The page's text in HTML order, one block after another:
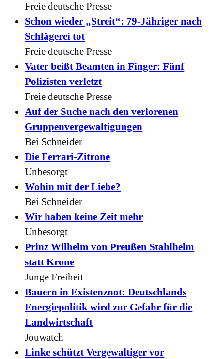
Freie deutsche Presse
Schon wieder „Streit“: 79-Jähriger nach
Schlägerei tot
Freie deutsche Presse
Vater beißt Beamten in Finger: Fünf
Polizisten verletzt
Freie deutsche Presse
Auf der Suche nach den verlorenen
Gruppenvergewaltigungen
Bei Schneider
Die Ferrari-Zitrone
Unbesorgt
Wohin mit der Liebe?
Bei Schneider
Wir haben keine Zeit mehr
Unbesorgt
Prinz Wilhelm von Preußen Stahlhelm
statt Krone
Junge Freiheit
Bauern in Existenznot: Deutschlands
Energiepolitik wird zur Gefahr für die
Landwirtschaft
Jouwatch
Linke schützt Vergewaltiger vor